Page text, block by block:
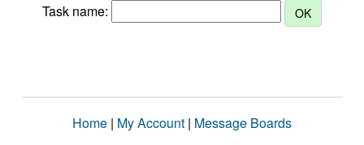
Task name:
Home | My Account | Message Boards